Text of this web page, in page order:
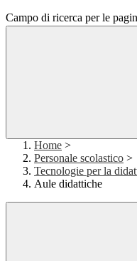
Campo di ricerca per le
Home >
Personale scolastico >
Tecnologie per la
Aule didattiche